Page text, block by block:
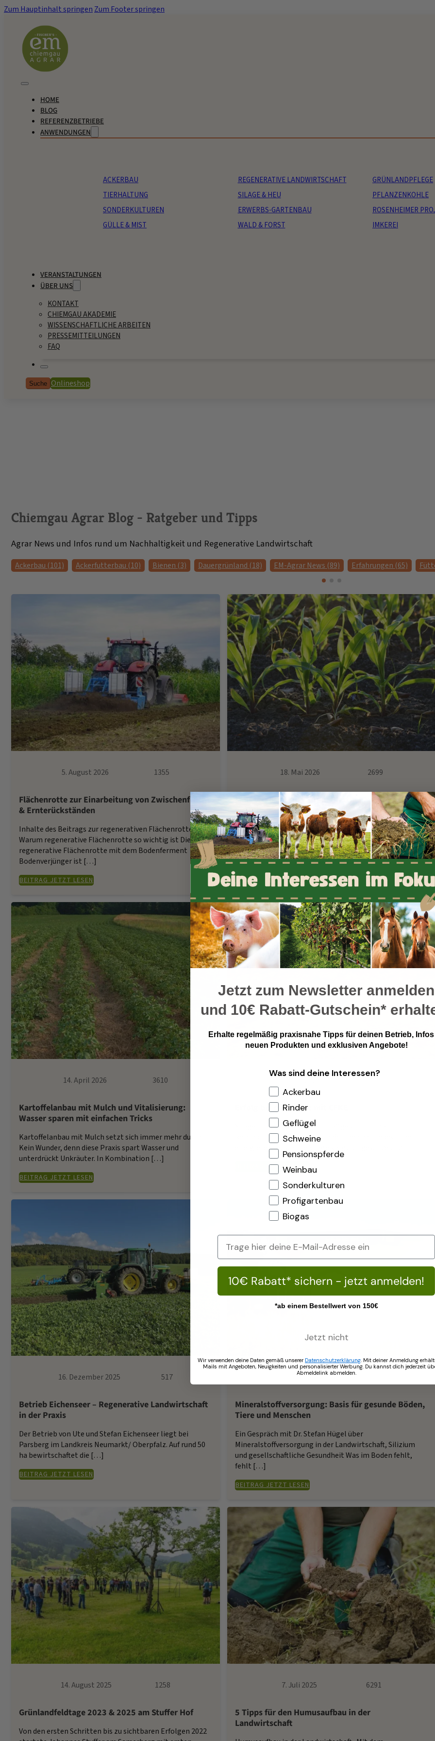
Zum Hauptinhalt springen Zum Footer springen
HOME
BLOG
REFERENZBETRIEBE
ANWENDUNGEN
ACKERBAU REGENERATIVE LANDWIRTSCHAFT GRÜNLANDPFLEGE
TIERHALTUNG
SILAGE & HEU PFLANZENKOHLE
SONDERKULTUREN
ERWERBS-GARTENBAU ROSENHEIMER
GÜLLE & MIST
WALD & FORST IMKEREI
VERANSTALTUNGEN
ÜBER UNS
KONTAKT
CHIEMGAU AKADEMIE
WISSENSCHAFTLICHE ARBEITEN
PRESSEMITTEILUNGEN
FAQ
Suche Onlineshop
Chiemgau Agrar Blog - Ratgeber und Tipps
Agrar News und Infos rund um Nachhaltigkeit und Regenerative Landwirtschaft
Ackerbau (101) Ackerfutterbau (10) Bienen (3) Dauergrünland (18) EM-Agrar News (89) Erfahrungen (65)
5. August 2026 1355
Flächenrotte zur Einarbeitung von Zwischenfrucht
& Ernterückständen
Inhalte des Beitrags zur regenerativen Flächenrotte
Warum regenerative Flächenrotte so wichtig ist Die
regenerative Flächenrotte mit dem Bodenferment
Bodenverjünger ist […]
BEITRAG JETZT LESEN
18. Mai 2026 2699
Mais vitalisieren: Warum Blattbehandlungen heute
wichtiger sind denn je
Die Anforderungen im Maisanbau steigen:
Trockenperioden, kalte Frühjahre, Starkregen und
zunehmender Krankheitsdruck setzen die Bestände
immer stärker unter Stress. Gerade […]
BEITRAG JETZT LESEN
14. April 2026 3610
Kartoffelanbau mit Mulch und Vitalisierung:
Wasser sparen mit einfachen Tricks
Kartoffelanbau mit Mulch setzt sich immer mehr durch.
Kein Wunder, denn diese Praxis spart Wasser und
unterdrückt Unkräuter. In Kombination […]
BEITRAG JETZT LESEN
Erfolg bei der Silage mit CFKE
Silage und ihre Qualität ist maßgeblich für die
Rentabilität des landwirtschaftlichen Betriebes. Eine
energiereiche, stabile Silage sorgt für gesunde und […]
BEITRAG JETZT LESEN
16. Dezember 2025 517
Betrieb Eichenseer – Regenerative Landwirtschaft
in der Praxis
Der Betrieb von Ute und Stefan Eichenseer liegt bei
Parsberg im Landkreis Neumarkt/ Oberpfalz. Auf rund 50
ha bewirtschaftet die […]
BEITRAG JETZT LESEN
27. Oktober 2025
Mineralstoffversorgung: Basis für gesunde Böden,
Tiere und Menschen
Ein Gespräch mit Dr. Stefan Hügel über
Mineralstoffversorgung in der Landwirtschaft, Silizium
und gesellschaftliche Gesundheit Was im Boden fehlt,
fehlt […]
BEITRAG JETZT LESEN
14. August 2025 1258
Grünlandfeldtage 2023 & 2025 am Stuffer Hof
Von den ersten Schritten bis zu sichtbaren Erfolgen 2022
7. Juli 2025 6291
5 Tipps für den Humusaufbau in der
Landwirtschaft
Jetzt zum Newsletter anmelden
und 10€ Rabatt-Gutschein*
Erhalte regelmäßig praxisnahe Tipps für deinen Betrieb, Infos
neuen Produkten und exklusiven Angebote!
Was sind deine Interessen?
Ackerbau
Rinder
Geflügel
Schweine
Pensionspferde
Weinbau
Sonderkulturen
Profigartenbau
Biogas
10€ Rabatt* sichern - jetzt anmelden!
*ab einem Bestellwert von 150€
Jetzt nicht
Wir verwenden deine Daten gemäß unserer Datenschutzerklärung. Mit deiner Anmeldung
Mails mit Angeboten, Neuigkeiten und personalisierter Werbung. Du kannst dich jederzeit
Abmeldelink abmelden.